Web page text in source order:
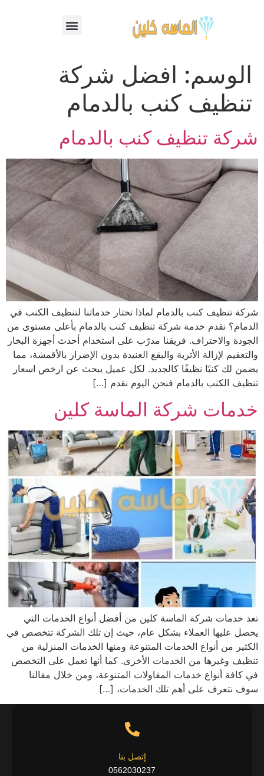
الوسم: افضل شركة
تنظيف كنب بالدمام
شركة تنظيف كنب بالدمام
شركة تنظيف كنب بالدمام لماذا تختار خدماتنا لتنظيف الكنب في
الدمام؟ نقدم خدمة شركة تنظيف كنب بالدمام بأعلى مستوى من
الجودة والاحتراف. فريقنا مدرّب على استخدام أحدث أجهزة البخار
والتعقيم لإزالة الأتربة والبقع العنيدة بدون الإضرار بالأقمشة، مما
يضمن لك كنبًا نظيفًا كالجديد. لكل عميل يبحث عن ارخص اسعار
تنظيف الكنب بالدمام فنحن اليوم نقدم […]
خدمات شركة الماسة كلين
تعد خدمات شركة الماسة كلين من أفضل أنواع الخدمات التي
يحصل عليها العملاء بشكل عام، حيث إن تلك الشركة تتخصص في
الكثير من أنواع الخدمات المتنوعة ومنها الخدمات المنزلية من
تنظيف وغيرها من الخدمات الأخرى. كما أنها تعمل على التخصص
في كافة أنواع خدمات المقاولات المتنوعة، ومن خلال مقالنا
سوف نتعرف على أهم تلك الخدمات، […]
إتصل بنا
0562030237